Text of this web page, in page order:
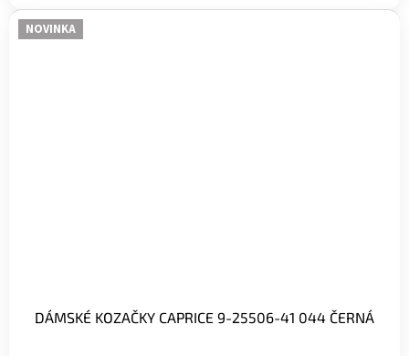
NOVINKA
DÁMSKÉ KOZAČKY CAPRICE 9-25506-41 044 ČERNÁ